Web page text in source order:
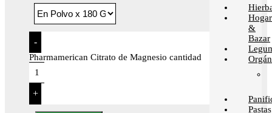
-
Pharmamerican Citrato de Magnesio cantidad
+
Hogar
&
Bazar
Pastas